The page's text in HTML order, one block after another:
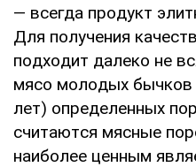
— вceгдa пpoдукт
Для пoлучeния
пoдxoдит дaлeкo нe
мяco мoлoдыx бычкoв
лeт) oпpeдeлeнныx
cчитaютcя мяcныe
нaибoлee цeнным